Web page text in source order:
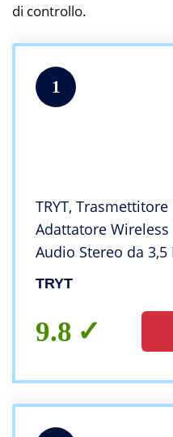
di controllo.
1
TRYT,
Adattatore
Audio Stereo da 3,5
Adatto per
TRYT
9.8